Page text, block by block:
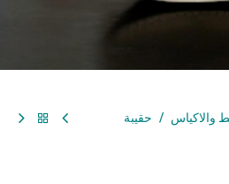
والاكياس حقيبة